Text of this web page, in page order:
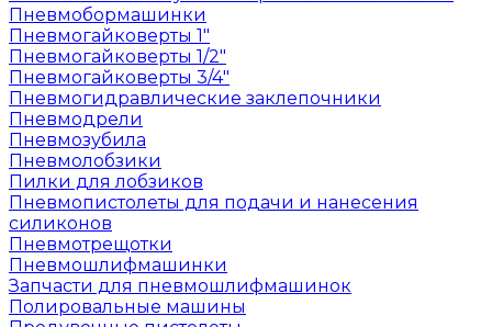
Пневмобормашинки
Пневмогайковерты 1"
Пневмогайковерты 1/2"
Пневмогайковерты 3/4"
Пневмогидравлические заклепочники
Пневмодрели
Пневмозубила
Пневмолобзики
Пилки для лобзиков
Пневмопистолеты для подачи и нанесения
силиконов
Пневмотрещотки
Пневмошлифмашинки
Запчасти для пневмошлифмашинок
Полировальные машины